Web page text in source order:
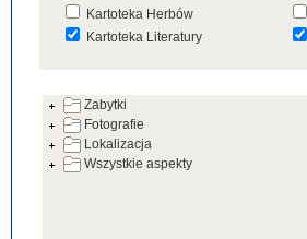
Kartoteka Herbów
Kartoteka Literatury
Kartoteka Warsztatów
Kartoteka Zabytków
Zabytki
Fotografie
Lokalizacja
Wszystkie aspekty